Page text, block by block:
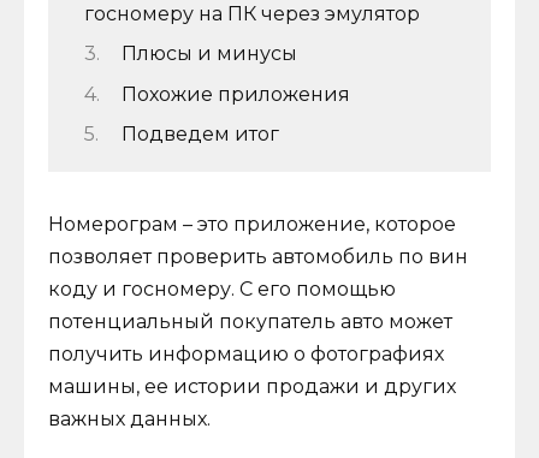
госномеру на ПК через эмулятор
Плюсы и минусы
Похожие приложения
Подведем итог
Номерограм – это приложение, которое
позволяет проверить автомобиль по вин
коду и госномеру. С его помощью
потенциальный покупатель авто может
получить информацию о фотографиях
машины, ее истории продажи и других
важных данных.